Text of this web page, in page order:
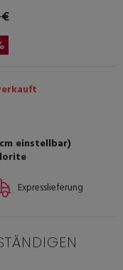
einstellbar)
Expresslieferung